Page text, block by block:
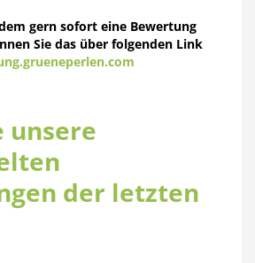
gern sofort eine Bewertung
Sie das über folgenden Link
unsere
der letzten